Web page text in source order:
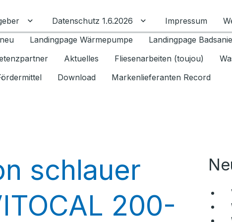
Untermenü für Ratgeber umschalten
Datenschutz 1.6.2026 Untermenü für
Impressum
Landingpage Wärmepumpe Landingpage
Aktuelles Fliesenarbeiten (toujou)
Download Markenlieferanten Record
schlauer
200-